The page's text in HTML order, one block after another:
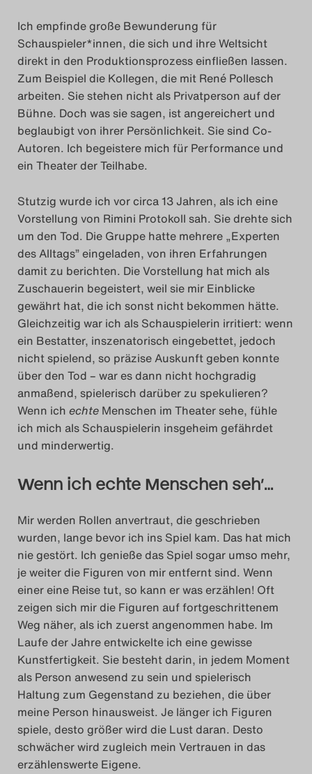
Ich empfinde große Bewunderung für
Schauspieler*innen, die sich und ihre Weltsicht
direkt in den Produktionsprozess einfließen lassen.
Zum Beispiel die Kollegen, die mit René Pollesch
arbeiten. Sie stehen nicht als Privatperson auf der
Bühne. Doch was sie sagen, ist angereichert und
beglaubigt von ihrer Persönlichkeit. Sie sind Co-
Autoren. Ich begeistere mich für Performance und
ein Theater der Teilhabe.
Stutzig wurde ich vor circa 13 Jahren, als ich eine
Vorstellung von Rimini Protokoll sah. Sie drehte sich
um den Tod. Die Gruppe hatte mehrere „Experten
des Alltags” eingeladen, von ihren Erfahrungen
damit zu berichten. Die Vorstellung hat mich als
Zuschauerin begeistert, weil sie mir Einblicke
gewährt hat, die ich sonst nicht bekommen hätte.
Gleichzeitig war ich als Schauspielerin irritiert: wenn
ein Bestatter, inszenatorisch eingebettet, jedoch
nicht spielend, so präzise Auskunft geben konnte
über den Tod – war es dann nicht hochgradig
anmaßend, spielerisch darüber zu spekulieren?
Wenn ich echte Menschen im Theater sehe, fühle
ich mich als Schauspielerin insgeheim gefährdet
und minderwertig.
Wenn ich echte Menschen seh’…
Mir werden Rollen anvertraut, die geschrieben
wurden, lange bevor ich ins Spiel kam. Das hat mich
nie gestört. Ich genieße das Spiel sogar umso mehr,
je weiter die Figuren von mir entfernt sind. Wenn
einer eine Reise tut, so kann er was erzählen! Oft
zeigen sich mir die Figuren auf fortgeschrittenem
Weg näher, als ich zuerst angenommen habe. Im
Laufe der Jahre entwickelte ich eine gewisse
Kunstfertigkeit. Sie besteht darin, in jedem Moment
als Person anwesend zu sein und spielerisch
Haltung zum Gegenstand zu beziehen, die über
meine Person hinausweist. Je länger ich Figuren
spiele, desto größer wird die Lust daran. Desto
schwächer wird zugleich mein Vertrauen in das
erzählenswerte Eigene.